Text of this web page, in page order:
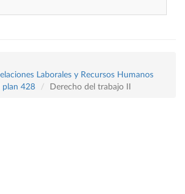
Laborales y Recursos Humanos
plan 428
Derecho del trabajo II